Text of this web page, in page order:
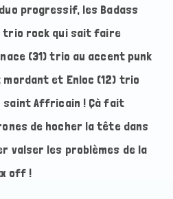
progressif, les Badass
trio rock qui sait faire
(31) trio au accent punk
mordant et Enloc (12) trio
saint Affricain ! Çà fait
de hocher la tête dans
valser les problèmes de la
off !